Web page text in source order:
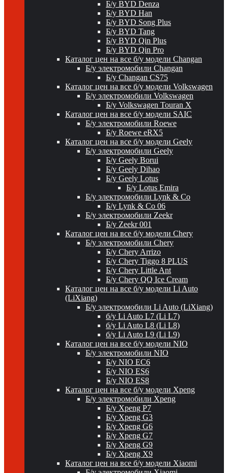
Б/у BYD Denza
Б/у BYD Han
Б/у BYD Song Plus
Б/у BYD Tang
Б/у BYD Qin Plus
Б/у BYD Qin Pro
Каталог цен на все б/у модели Changan
Б/у электромобили Changan
Б/у Changan CS75
Каталог цен на все б/у модели Volkswagen
Б/у электромобили Volkswagen
Б/у Volkswagen Touran X
Каталог цен на все б/у модели SAIC
Б/у электромобили Roewe
Б/у Roewe eRX5
Каталог цен на все б/у модели Geely
Б/у электромобили Geely
Б/у Geely Borui
Б/у Geely Dihao
Б/у Geely Lotus
Б/у Lotus Emira
Б/у электромобили Lynk & Co
Б/у Lynk & Co 06
Б/у электромобили Zeekr
Б/у Zeekr 001
Каталог цен на все б/у модели Chery
Б/у электромобили Chery
Б/у Chery Arrizo
Б/у Chery Tiggo 8 PLUS
Б/у Chery Little Ant
Б/у Chery QQ Ice Cream
Каталог цен на все б/у модели Li Auto
(LiXiang)
Б/у электромобили Li Auto (LiXiang)
б/у Li Auto L7 (Li L7)
б/у Li Auto L8 (Li L8)
б/у Li Auto L9 (Li L9)
Каталог цен на все б/у модели NIO
Б/у электромобили NIO
Б/у NIO EC6
Б/у NIO ES6
Б/у NIO ES8
Каталог цен на все б/у модели Xpeng
Б/у электромобили Xpeng
Б/у Xpeng P7
Б/у Xpeng G3
Б/у Xpeng G6
Б/у Xpeng G7
Б/у Xpeng G9
Б/у Xpeng X9
Каталог цен на все б/у модели Xiaomi